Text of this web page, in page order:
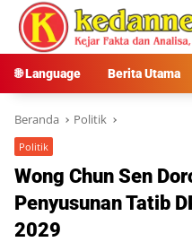
Langsung
konten
🌐 Language Berita Utama
Beranda Politik
Politik
Wong Chun Sen
Penyusunan Tatib
2029